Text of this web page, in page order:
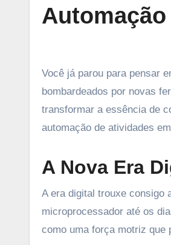
Você já parou para pensar em como a tecnologia e a inovação estão moldando nosso cotidiano? A cada dia, somos
bombardeados por novas
transformar a essência de
automação de atividades
A Nova Era
A era digital trouxe consigo
microprocessador até os
como uma força motriz que